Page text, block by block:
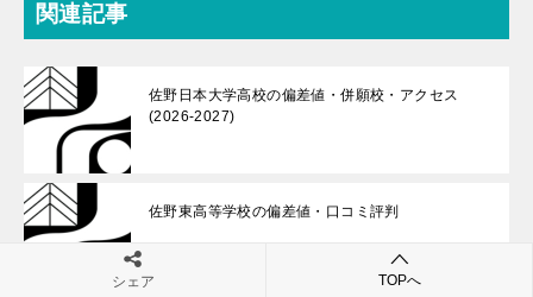
関連記事
佐野日本大学高校の偏差値・併願校・アクセス
(2026-2027)
佐野東高等学校の偏差値・口コミ評判
シェア TOPへ